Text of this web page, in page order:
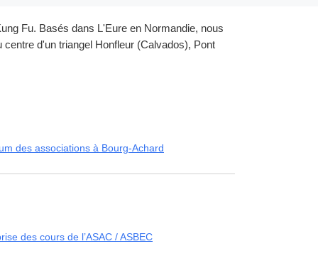
Fu. Basés dans L'Eure en Normandie, nous
d'un triangel Honfleur (Calvados), Pont
des associations à Bourg-Achard
des cours de l’ASAC / ASBEC